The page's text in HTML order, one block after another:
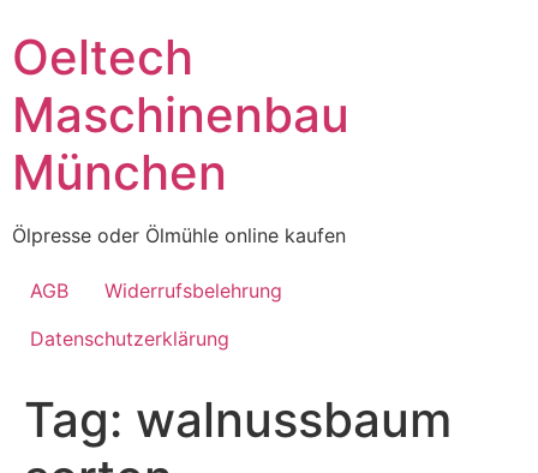
to
content
Oeltech
Maschinenbau
München
Ölpresse oder Ölmühle online kaufen
AGB
Widerrufsbelehrung
Datenschutzerklärung
Tag: walnussbaum